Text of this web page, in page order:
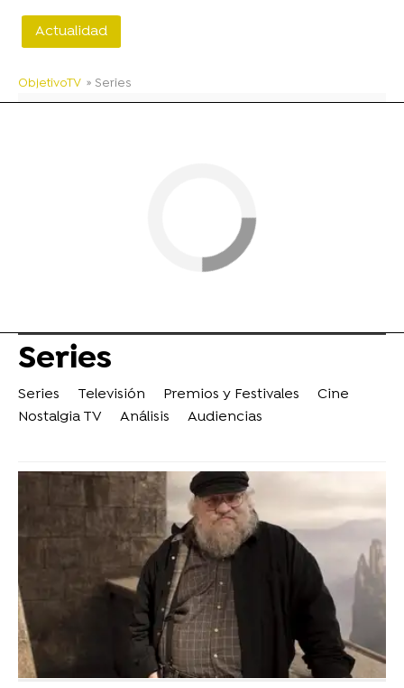
Actualidad
ObjetivoTV » Series
Series
Series Televisión Premios y Festivales
Cine
Nostalgia TV
Análisis Audiencias